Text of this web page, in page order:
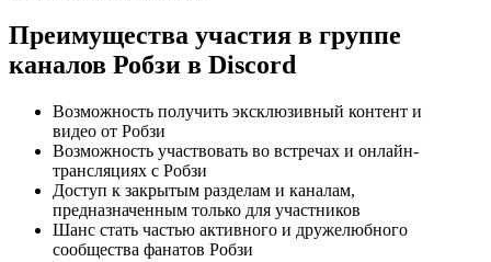
Преимущества участия в группе
каналов Робзи в Discord
Возможность получить эксклюзивный контент и
видео от Робзи
Возможность участвовать во встречах и онлайн-
трансляциях с Робзи
Доступ к закрытым разделам и каналам,
предназначенным только для участников
Шанс стать частью активного и дружелюбного
сообщества фанатов Робзи